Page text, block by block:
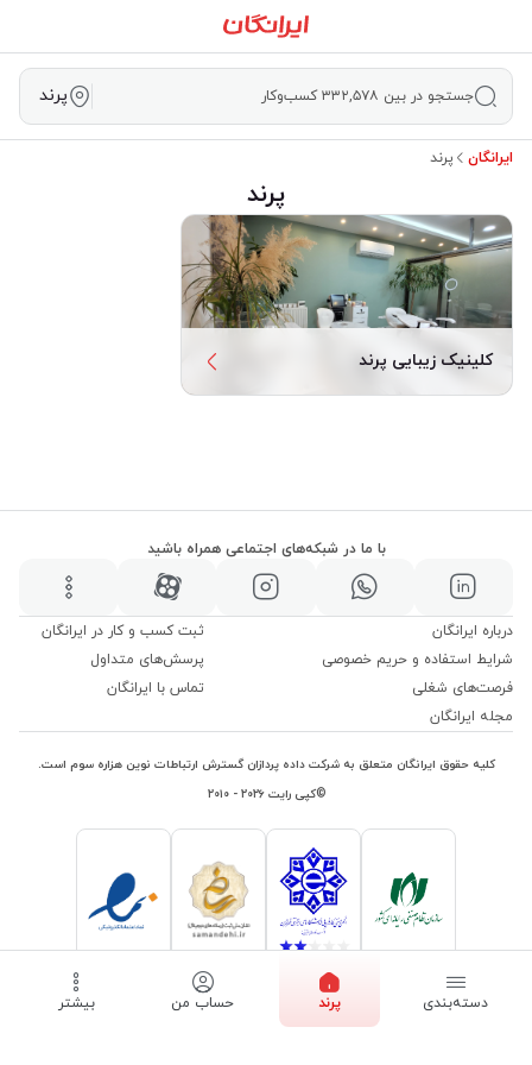
جستجو در بین ۳۳۲,۵۷۸ کسب‌وکار پرند
ایرانگان پرند
پرند
کلینیک زیبایی پرند
با ما در شبکه‌های اجتماعی همراه باشید
درباره ایرانگان
شرایط استفاده و حریم خصوصی
فرصت‌های شغلی
مجله ایرانگان
ثبت کسب و کار در ایرانگان
پرسش‌های متداول
تماس با ایرانگان
کلیه حقوق ایرانگان متعلق به شرکت داده پردازان گسترش ارتباطات نوین هزاره سوم است.
©کپی رایت ۲۰۲۶ - ۲۰۱۰
دسته‌بندی پرند حساب من بیشتر